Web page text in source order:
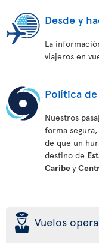
Desde y
La
viajeros en
Política
Nuestros
forma
de que un
destino de
Caribey
þ Vuelos